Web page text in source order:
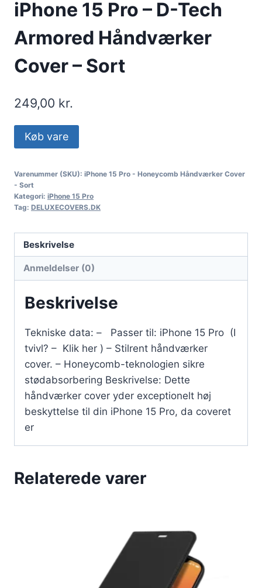
iPhone 15 Pro – D-Tech
Armored Håndværker
Cover – Sort
249,00 kr.
Køb vare
Varenummer (SKU): iPhone 15 Pro - Honeycomb Håndværker Cover
- Sort
Kategori: iPhone 15 Pro
Tag: DELUXECOVERS.DK
Beskrivelse
Anmeldelser (0)
Beskrivelse
Tekniske data: – Passer til: iPhone 15 Pro (I
tvivl? – Klik her ) – Stilrent håndværker
cover. – Honeycomb-teknologien sikre
stødabsorbering Beskrivelse: Dette
håndværker cover yder exceptionelt høj
beskyttelse til din iPhone 15 Pro, da coveret
er
Relaterede varer